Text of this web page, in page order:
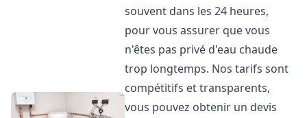
souvent dans les 24 heures,
pour vous assurer que vous
n'êtes pas privé d'eau chaude
trop longtemps. Nos tarifs sont
compétitifs et transparents,
vous pouvez obtenir un devis